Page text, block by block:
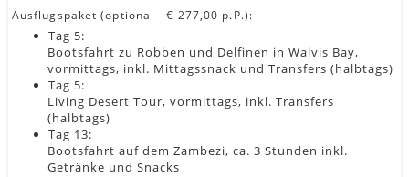
Ausflugspaket (optional - € 277,00 p.P.):
Tag 5:
Bootsfahrt zu Robben und Delfinen in Walvis Bay,
vormittags, inkl. Mittagssnack und Transfers (halbtags)
Tag 5:
Living Desert Tour, vormittags, inkl. Transfers
(halbtags)
Tag 13:
Bootsfahrt auf dem Zambezi, ca. 3 Stunden inkl.
Getränke und Snacks